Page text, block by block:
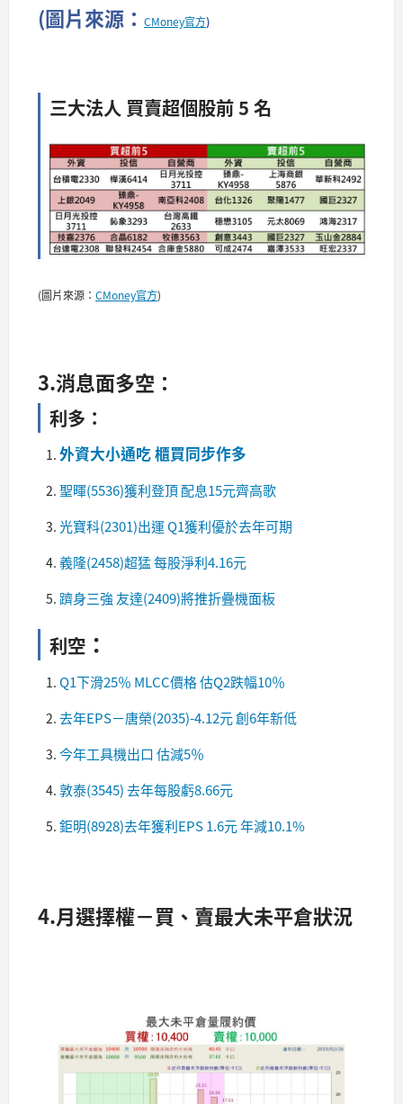
(圖片來源： CMoney官方)
三大法人 買賣超個股前 5 名​​​​​
(圖片來源： CMoney官方)
3.消息面多空：
利多：
外資大小通吃 櫃買同步作多
聖暉(5536)獲利登頂 配息15元齊高歌
光寶科(2301)出運 Q1獲利優於去年可期
義隆(2458)超猛 每股淨利4.16元
躋身三強 友達(2409)將推折疊機面板
利空 ：​
Q1下滑25％ MLCC價格 估Q2跌幅10％
去年EPS－唐榮(2035)-4.12元 創6年新低
今年工具機出口 估減5％
敦泰(3545) 去年每股虧8.66元
鉅明(8928)去年獲利EPS 1.6元 年減10.1%
4.月選擇權－買、賣最大未平倉狀況​​